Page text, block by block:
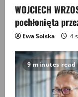
WOJCIECH
pochłonięta
Ewa Solska 4
9 minutes read